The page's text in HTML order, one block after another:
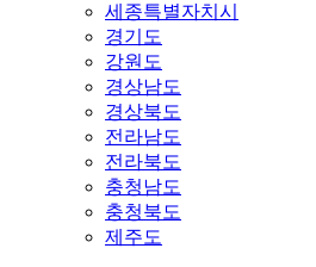
세종특별자치시
경기도
강원도
경상남도
경상북도
전라남도
전라북도
충청남도
충청북도
제주도